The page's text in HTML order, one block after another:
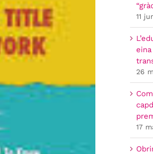
11
26
17